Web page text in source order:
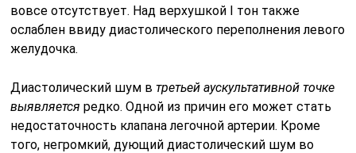
вовсе отсутствует. Над верхушкой I тон также
ослаблен ввиду диастолического переполнения левого
желудочка.
Диастолический шум втретьей аускультативной точке
выявля­етсяредко. Одной из причин его может стать
недостаточность клапана легочной артерии. Кроме
того, негромкий, дующий диастолический шум во